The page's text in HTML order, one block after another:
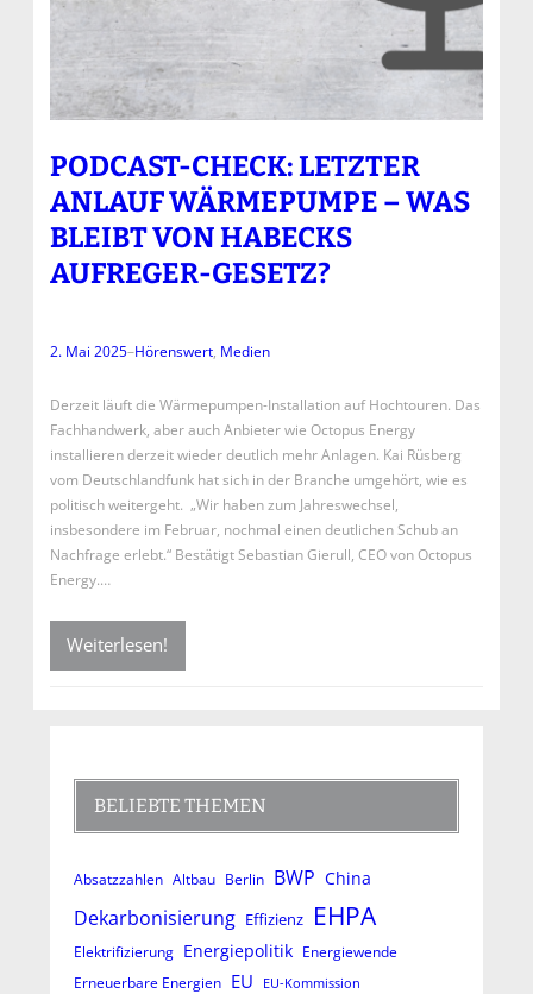
PODCAST-CHECK: LETZTER
ANLAUF WÄRMEPUMPE – WAS
BLEIBT VON HABECKS
AUFREGER-GESETZ?
2. Mai 2025–Hörenswert, Medien
Derzeit läuft die Wärmepumpen-Installation auf Hochtouren. Das
Fachhandwerk, aber auch Anbieter wie Octopus Energy
installieren derzeit wieder deutlich mehr Anlagen. Kai Rüsberg
vom Deutschlandfunk hat sich in der Branche umgehört, wie es
politisch weitergeht. „Wir haben zum Jahreswechsel,
insbesondere im Februar, nochmal einen deutlichen Schub an
Nachfrage erlebt.“ Bestätigt Sebastian Gierull, CEO von Octopus
Energy.…
Weiterlesen!
BELIEBTE THEMEN
Absatzzahlen Altbau Berlin BWP China
Dekarbonisierung Effizienz EHPA
Elektrifizierung Energiepolitik Energiewende
Erneuerbare Energien EU EU-Kommission